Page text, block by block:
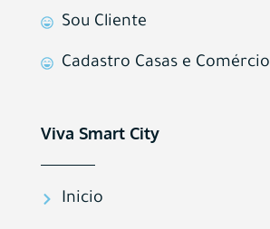
Sou Cliente
Cadastro Casas e Comércio
Viva Smart City
Inicio